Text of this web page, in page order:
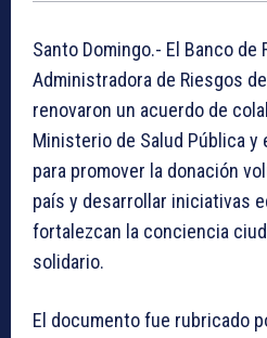
Santo Domingo.- El Banco de
Administradora de Riesgos
renovaron un acuerdo de
Ministerio de Salud Pública y
para promover la donación
país y desarrollar iniciativas
fortalezcan la conciencia
solidario.
El documento fue rubricado